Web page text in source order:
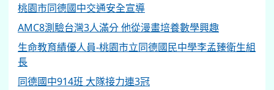
桃園市同德國中交通安全宣導
AMC8測驗台灣3人滿分 他從漫畫培養數學興趣
生命教育績優人員-桃園市立同德國民中學李孟臻衛生組
長
同德國中914班 大隊接力連3冠